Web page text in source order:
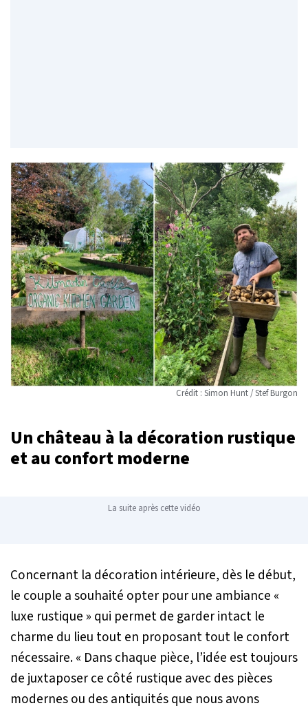
Crédit : Simon Hunt / Stef Burgon
Un château à la décoration rustique
et au confort moderne
La suite après cette vidéo
Concernant la décoration intérieure, dès le début,
le couple a souhaité opter pour une ambiance «
luxe rustique » qui permet de garder intact le
charme du lieu tout en proposant tout le confort
nécessaire.« Dans chaque pièce, l’idée est toujours
de juxtaposer ce côté rustique avec des pièces
modernes ou des antiquités que nous avons